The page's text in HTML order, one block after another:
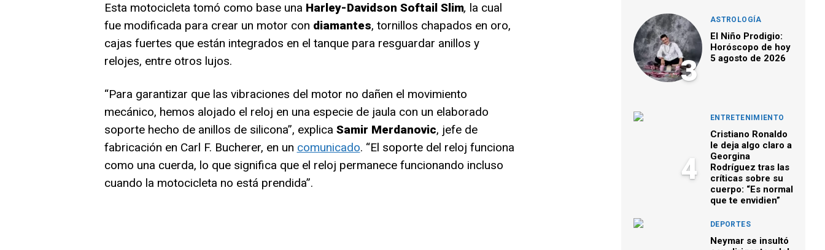
Esta motocicleta tomó como base una Harley-Davidson Softail Slim, la cual
fue modificada para crear un motor con diamantes, tornillos chapados en oro,
cajas fuertes que están integrados en el tanque para resguardar anillos y
relojes, entre otros lujos.
“Para garantizar que las vibraciones del motor no dañen el movimiento
mecánico, hemos alojado el reloj en una especie de jaula con un elaborado
soporte hecho de anillos de silicona”, explica Samir Merdanovic, jefe de
fabricación en Carl F. Bucherer, en un comunicado. “El soporte del reloj funciona
como una cuerda, lo que significa que el reloj permanece funcionando incluso
cuando la motocicleta no está prendida”.
3
ASTROLOGÍA
El Niño Prodigio:
Horóscopo de hoy
5 agosto de 2026
4
ENTRETENIMIENTO
Cristiano Ronaldo
le deja algo claro a
Georgina
Rodríguez tras las
críticas sobre su
cuerpo: “Es normal
que te envidien”
DEPORTES
Neymar se insultó